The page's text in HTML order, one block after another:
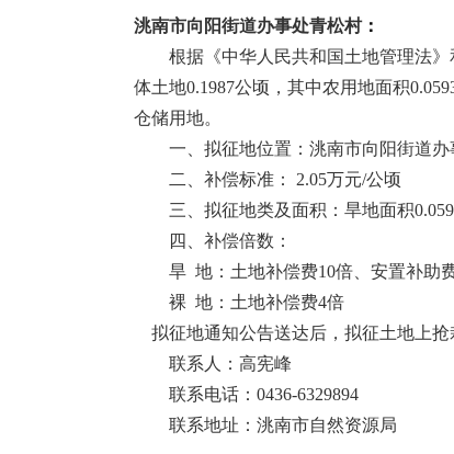
洮南市向阳街道办事处青松村：
根据《中华人民共和国土地管理法
体土地0.1987公顷，其中农用地面积
仓储用地。
一、拟征地位置：洮南市向阳街道
二、补偿标准：
2.05万元/公顷
三、拟征地类及面积：旱地面积
四、补偿倍数：
旱 地：土地补偿费10倍、安置补助
裸 地：土地补偿费4倍
拟征地通知公告送达后，拟征土地上
联系人：高宪峰
联系电话： 0436-6329894
联系地址：洮南市自然资源局